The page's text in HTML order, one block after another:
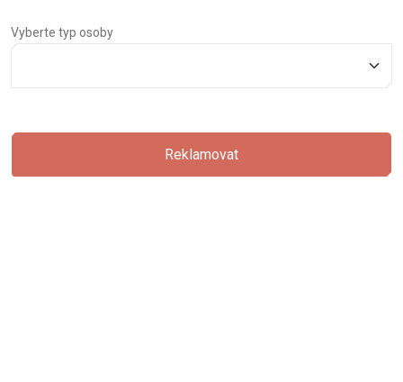
Vyberte typ osoby